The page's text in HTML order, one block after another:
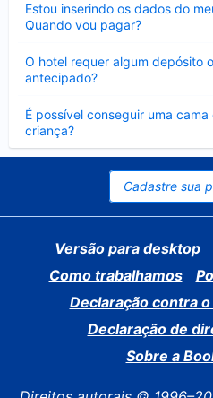
Estou inserindo os dados do
Quando vou pagar?
O hotel requer algum depósito
antecipado?
É possível conseguir uma
criança?
Contraído
Cadastre sua
Versão para desktop
Como trabalhamos
Declaração contra
Declaração de
Sobre a